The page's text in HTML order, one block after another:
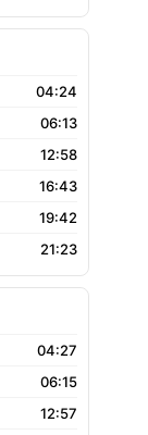
04:24
06:13
12:58
16:43
19:42
21:23
04:27
06:15
12:57